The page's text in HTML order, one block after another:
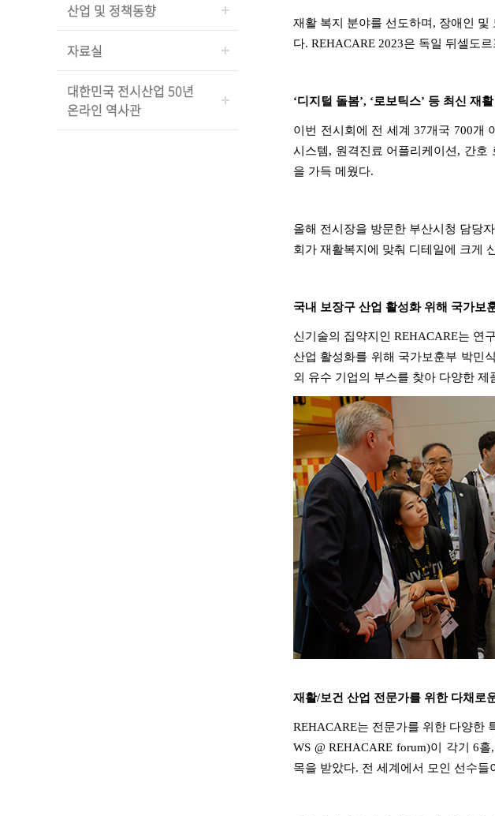
산업 및 정책동향
자료실
대한민국 전시산업 50년
온라인 역사관
재활 복지 분야를 선도하며, 장애인 및
다. REHACARE 2023은 독일 뒤셀도
‘디지털 돌봄’, ‘로보틱스’ 등 최신 재
이번 전시회에 전 세계37개국 700개
시스템, 원격진료 어플리케이션, 간호
을 가득 메웠다.
올해 전시장을 방문한 부산시청 담당
회가 재활복지에 맞춰 디테일에 크게
국내 보장구 산업 활성화 위해 국가보
신기술의 집약지인 REHACARE는 연
산업 활성화를 위해 국가보훈부 박민
외 유수 기업의 부스를 찾아 다양한
재활/보건 산업 전문가를 위한 다채로
REHACARE는 전문가를 위한 다양한
WS @ REHACARE forum)이 각기6홀
목을 받았다. 전 세계에서 모인 선수들